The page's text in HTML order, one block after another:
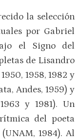
la selección
por Gabriel
el Signo del
de Lisandro
1958, 1982 y
Andes, 1959) y
y 1981). Un
del poeta
1984). Al